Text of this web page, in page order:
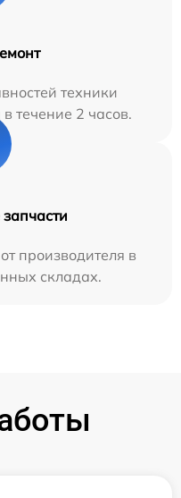
техники
течение 2 часов.
производителя в
складах.